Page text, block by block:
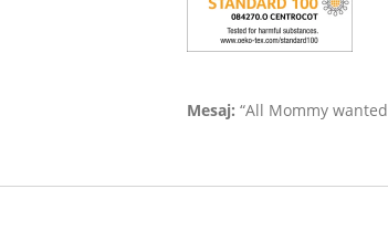
Mesaj: “All Mommy